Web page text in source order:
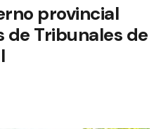
provincial
de Tribunales de